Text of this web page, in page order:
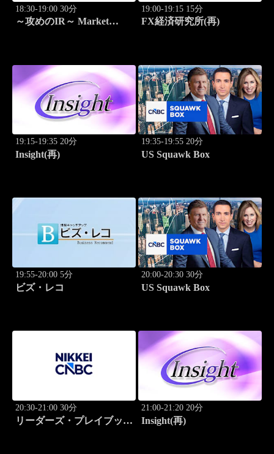
18:30-19:00 30分
～攻めのIR～ Market
19:00-19:15 15分
FX経済研究所(再)
19:15-19:35 20分
Insight(再)
19:35-19:55 20分
US Squawk Box
19:55-20:00 5分
ビズ・レコ
20:00-20:30 30分
US Squawk Box
20:30-21:00 30分
リーダーズ・プレイブック
21:00-21:20 20分
Insight(再)